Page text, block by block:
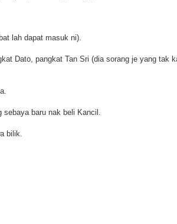
lah dapat masuk ni).
Dato, pangkat Tan Sri (dia sorang je yang tak
sebaya baru nak beli Kancil.
bilik.